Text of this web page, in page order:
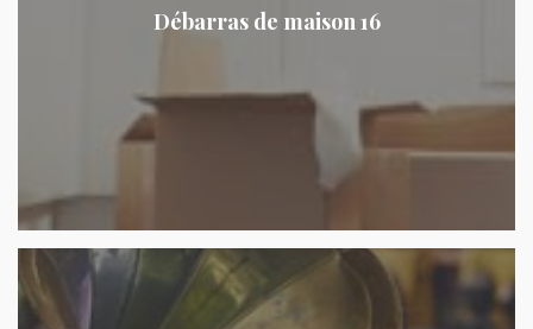
Débarras de maison 16